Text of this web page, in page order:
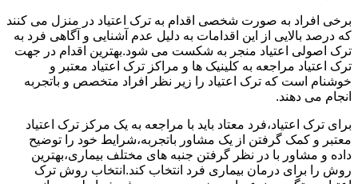
برخی افراد به صورت شخصی اقدام به ترک اعتیاد در منزل می کنند
که درصد بالایی از این اقدامات به دلیل عدم آشنایی و آگاهی فرد به
ترک اصولی اعتیاد منجر به شکست می شود.بهترین اقدام در جهت
ترک اعتیاد مراجعه به کلینیک ها و مراکز ترک اعتیاد معتبر و
خوشنام است که ترک اعتیاد را زیر نظر افراد متخصص و باتجربه
انجام می دهند.
برای ترک اعتیاد،فرد معتاد باید با مراجعه به یک مرکز ترک اعتیاد
معتبر و کمک گرفتن از یک مشاور باتجربه،شرایط خود را توضیح
داده و مشاور با در نظر گرفتن جنبه های مختلف بیماری،بهترین
روش را برای درمان بیماری فرد انتخاب کند.انتخاب روش ترک